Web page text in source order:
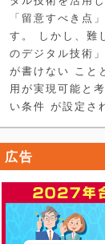
「留意すべき点
す。 しかし、難
のデジタル技術
が書けない こと
用が実現可能と
い条件 が設定さ
広告